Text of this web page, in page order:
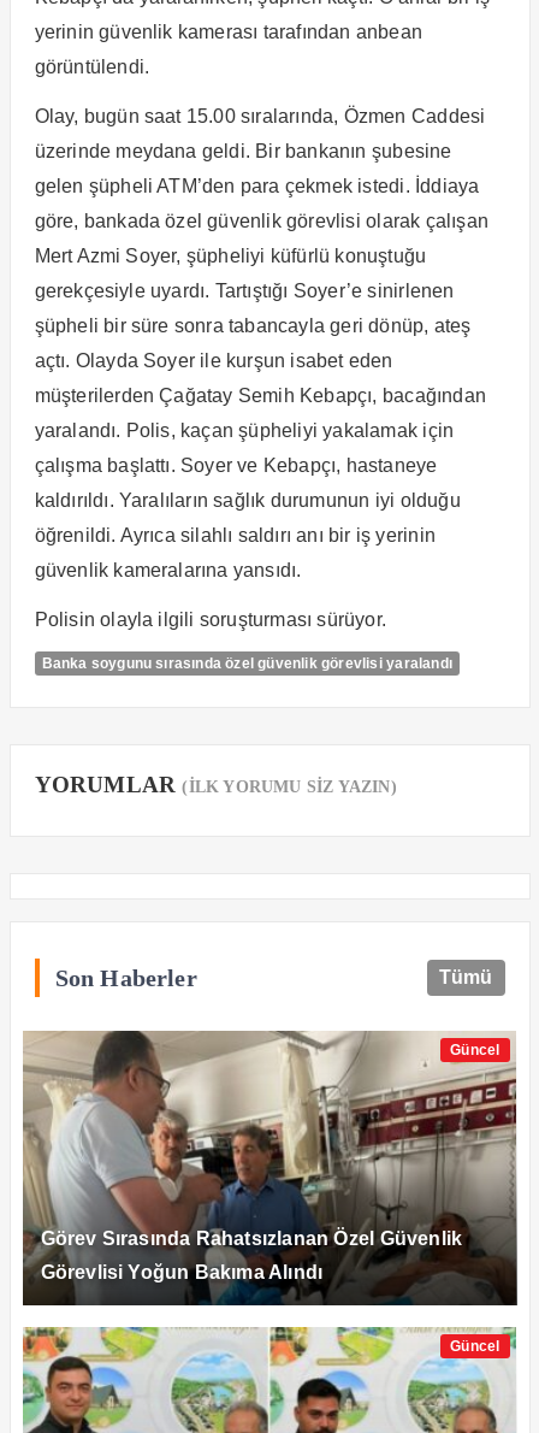
yerinin güvenlik kamerası tarafından anbean
görüntülendi.
Olay, bugün saat 15.00 sıralarında, Özmen Caddesi
üzerinde meydana geldi. Bir bankanın şubesine
gelen şüpheli ATM’den para çekmek istedi. İddiaya
göre, bankada özel güvenlik görevlisi olarak çalışan
Mert Azmi Soyer, şüpheliyi küfürlü konuştuğu
gerekçesiyle uyardı. Tartıştığı Soyer’e sinirlenen
şüpheli bir süre sonra tabancayla geri dönüp, ateş
açtı. Olayda Soyer ile kurşun isabet eden
müşterilerden Çağatay Semih Kebapçı, bacağından
yaralandı. Polis, kaçan şüpheliyi yakalamak için
çalışma başlattı. Soyer ve Kebapçı, hastaneye
kaldırıldı. Yaralıların sağlık durumunun iyi olduğu
öğrenildi. Ayrıca silahlı saldırı anı bir iş yerinin
güvenlik kameralarına yansıdı.
Polisin olayla ilgili soruşturması sürüyor.
Banka soygunu sırasında özel güvenlik görevlisi yaralandı
YORUMLAR(İLK YORUMU SİZ YAZIN)
Son Haberler Tümü
Güncel
Görev Sırasında Rahatsızlanan Özel Güvenlik
Görevlisi Yoğun Bakıma Alındı
Güncel